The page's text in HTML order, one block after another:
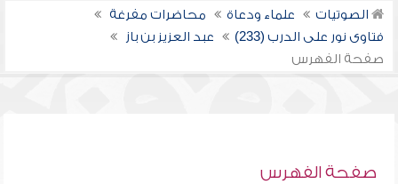
الصوتيات علماء ودعاة
محاضرات مفرغة
فتاوى نور على الدرب (233)
عبد العزيز بن باز
صفحة الفهرس
صفحة الفهرس